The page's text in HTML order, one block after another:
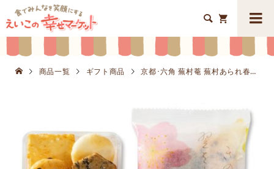


商品一覧 ギフト商品 京都･六角 蕪村菴 蕪村あられ春秋K8623-904